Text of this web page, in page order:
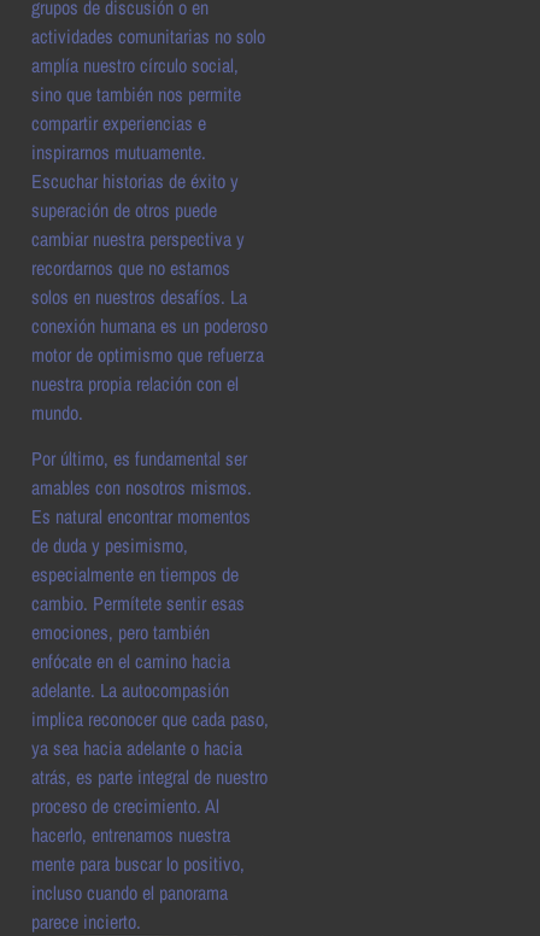
grupos de discusión o en
actividades comunitarias no solo
amplía nuestro círculo social,
sino que también nos permite
compartir experiencias e
inspirarnos mutuamente.
Escuchar historias de éxito y
superación de otros puede
cambiar nuestra perspectiva y
recordarnos que no estamos
solos en nuestros desafíos. La
conexión humana es un poderoso
motor de optimismo que refuerza
nuestra propia relación con el
mundo.
Por último, es fundamental ser
amables con nosotros mismos.
Es natural encontrar momentos
de duda y pesimismo,
especialmente en tiempos de
cambio. Permítete sentir esas
emociones, pero también
enfócate en el camino hacia
adelante. La autocompasión
implica reconocer que cada paso,
ya sea hacia adelante o hacia
atrás, es parte integral de nuestro
proceso de crecimiento. Al
hacerlo, entrenamos nuestra
mente para buscar lo positivo,
incluso cuando el panorama
parece incierto.